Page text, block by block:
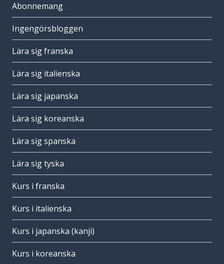
Abonnemang
Ingengörsbloggen
Lära sig franska
Lära sig italienska
Lära sig japanska
Lära sig koreanska
Lära sig spanska
Lära sig tyska
Kurs i franska
Kurs i italienska
Kurs i japanska (kanji)
Kurs i koreanska